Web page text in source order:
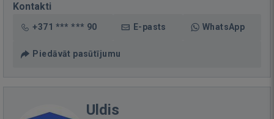
Kontakti
+371 *** *** 90 E-pasts WhatsApp
Piedāvāt pasūtījumu
Uldis